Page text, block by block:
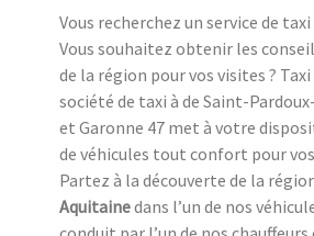
Vous recherchez un service de taxi
Vous souhaitez obtenir les
de la région pour vos visites ?
société de taxi à de Saint-
et Garonne 47 met à votre
de véhicules tout confort pour vos
Partez à la découverte de la
Aquitainedans l’un de nos